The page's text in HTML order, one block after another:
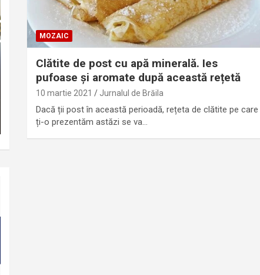
MOZAIC
Clătite de post cu apă minerală. Ies
pufoase și aromate după această rețetă
10 martie 2021 Jurnalul de Brăila
Dacă ții post în această perioadă, rețeta de clătite pe care
ți-o prezentăm astăzi se va…